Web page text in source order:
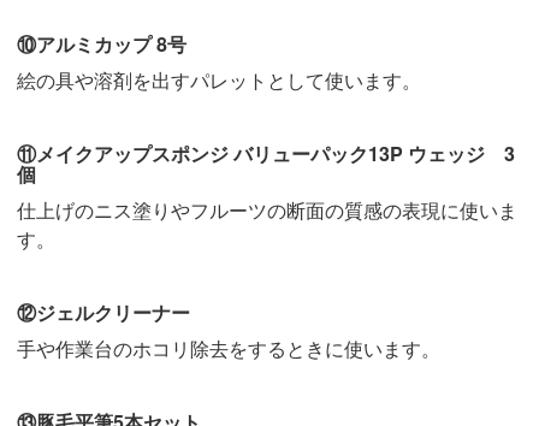
⑩アルミカップ 8号
絵の具や溶剤を出すパレットとして使います。
⑪メイクアップスポンジ バリューパック13P ウェッジ 3
個
仕上げのニス塗りやフルーツの断面の質感の表現に使いま
す。
⑫ジェルクリーナー
手や作業台のホコリ除去をするときに使います。